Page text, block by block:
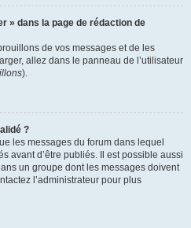
» dans la page de rédaction de
de vos messages et de les
allez dans le panneau de l’utilisateur
).
?
les messages du forum dans lequel
avant d’être publiés. Il est possible aussi
un groupe dont les messages doivent
l’administrateur pour plus